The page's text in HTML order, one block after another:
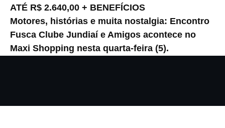
ATÉ R$ 2.640,00 + BENEFÍCIOS
Motores, histórias e muita nostalgia: Encontro
Fusca Clube Jundiaí e Amigos acontece no
Maxi Shopping nesta quarta-feira (5).